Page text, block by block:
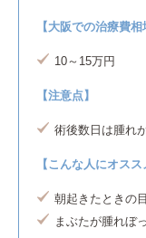
【大阪での治療費相
10～15万円
【注意点】
術後数日は腫れ
【こんな人にオスス
朝起きたときの
まぶたが腫れぼ